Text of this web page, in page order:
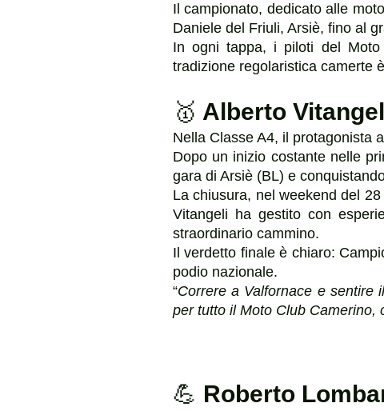
Il campionato, dedicato alle
Daniele del Friuli, Arsiè, fino al
In ogni tappa, i piloti del
tradizione regolaristica camerte
🥇 Alberto
Nella Classe A4, il protagonista
Dopo un inizio costante nelle
gara di Arsiè (BL) e
La chiusura, nel weekend del
Vitangeli ha gestito con
straordinario cammino.
Il verdetto finale è chiaro:
podio nazionale.
“Correre a Valfornace e sentire
per tutto il Moto Club Camerino,
💪 Roberto